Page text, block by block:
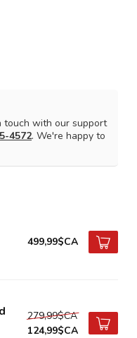
touch with our support
4572. We're happy to
499,99$CA
279,99$CA
124,99$CA